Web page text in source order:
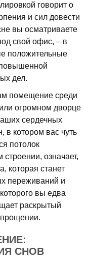
говорит о
и сил довести
вы осматриваете
свой офис, – в
положительные
дел.
помещение среди
огромном дворце
сердечных
в котором вас чуть
потолок
означает,
которая станет
переживаний и
вы едва
раскрытый
СНОВ